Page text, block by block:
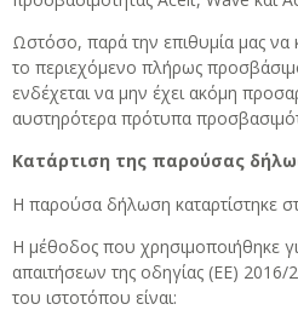
Ωστόσο, παρά την επιθυμία μας να
το περιεχόμενο πλήρως
ενδέχεται να μην έχει ακόμη
αυστηρότερα πρότυπα
Κατάρτιση της παρούσας
Η παρούσα δήλωση καταρτίστηκε
Η μέθοδος που χρησιμοποιήθηκε
απαιτήσεων της οδηγίας (ΕΕ)
του ιστοτόπου είναι: